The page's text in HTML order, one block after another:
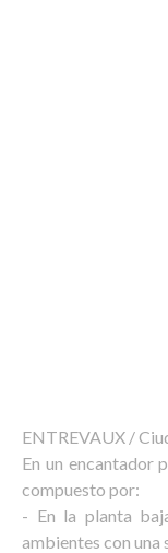
ENTREVAUX /
En un encantador
compuesto por:
- En la planta
ambientes con una